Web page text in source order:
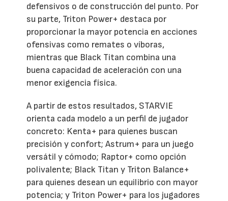
defensivos o de construcción del punto. Por
su parte, Triton Power+ destaca por
proporcionar la mayor potencia en acciones
ofensivas como remates o víboras,
mientras que Black Titan combina una
buena capacidad de aceleración con una
menor exigencia física.
A partir de estos resultados, STARVIE
orienta cada modelo a un perfil de jugador
concreto: Kenta+ para quienes buscan
precisión y confort; Astrum+ para un juego
versátil y cómodo; Raptor+ como opción
polivalente; Black Titan y Triton Balance+
para quienes desean un equilibrio con mayor
potencia; y Triton Power+ para los jugadores